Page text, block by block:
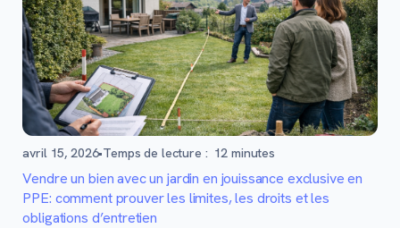
avril 15, 2026•Temps de lecture : 12 minutes
Vendre un bien avec un jardin en jouissance exclusive en
PPE: comment prouver les limites, les droits et les
obligations d’entretien